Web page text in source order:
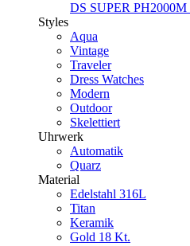
DS SUPER PH2000M
Styles
Aqua
Vintage
Traveler
Dress Watches
Modern
Outdoor
Skelettiert
Uhrwerk
Automatik
Quarz
Material
Edelstahl 316L
Titan
Keramik
Gold 18 Kt.